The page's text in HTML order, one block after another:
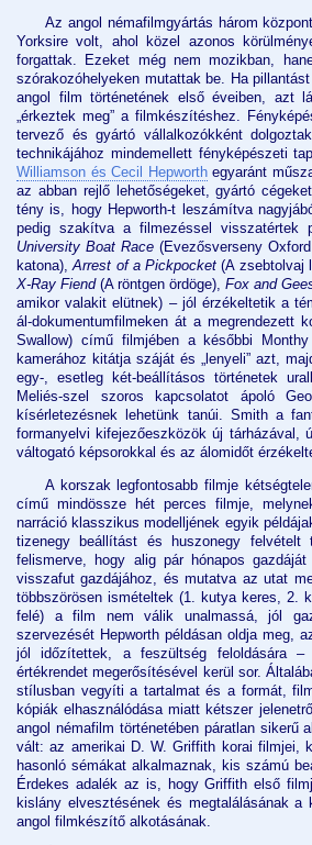
Az angol némafilmgyártás három
Yorksire volt, ahol közel azonos
forgattak. Ezeket még nem mozikban,
szórakozóhelyeken mutattak be. Ha
angol film történetének első éveiben, azt
„érkeztek meg” a filmkészítéshez.
tervező és gyártó vállalkozókként
technikájához mindemellett fényképészeti
Williamson és Cecil Hepworthegyaránt
az abban rejlő lehetőségeket, gyártó
tény is, hogy Hepworth-t leszámítva
pedig szakítva a filmezéssel visszatértek
University Boat Race (Evezősverseny
katona),Arrest of a Pickpocket(A zsebtolvaj
X-Ray Fiend (A röntgen ördöge), Fox and
amikor valakit elütnek) – jól érzékeltetik a
ál-dokumentumfilmeken át a megrendezett
Swallow) című filmjében a későbbi
kamerához kitátja száját és „lenyeli” azt,
egy-, esetleg két-beállításos történetek
Meliés-szel szoros kapcsolatot ápoló
kísérletezésnek lehetünk tanúi. Smith a
formanyelvi kifejezőeszközök új tárházával,
váltogató képsorokkal és az álomidőt
A korszak legfontosabb filmje
című mindössze hét perces filmje,
narráció klasszikus modelljének egyik
tizenegy beállítást és huszonegy felvételt
felismerve, hogy alig pár hónapos
visszafut gazdájához, és mutatva az utat
többszörösen ismételtek (1. kutya keres, 2.
felé) a film nem válik unalmassá, jól
szervezését Hepworth példásan oldja meg,
jól időzítettek, a feszültség feloldására
értékrendet megerősítésével kerül sor.
stílusban vegyíti a tartalmat és a formát,
kópiák elhasználódása miatt kétszer
angol némafilm történetében páratlan sikerű
vált: az amerikai D. W. Griffith korai filmjei,
hasonló sémákat alkalmaznak, kis számú
Érdekes adalék az is, hogy Griffith első
kislány elvesztésének és megtalálásának
angol filmkészítő alkotásának.